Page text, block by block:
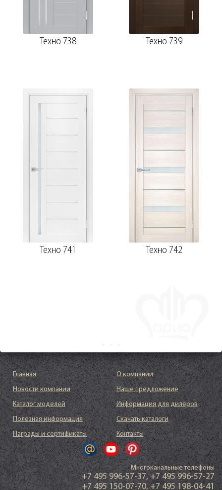
Техно 738 Техно 739
Техно 741 Техно 742
Главная
О компании
Новости компании
Наше предложение
Каталог моделей
Информация для дилеров
Полезная информация
Скачать каталоги
Награды и сертификаты
Контакты
Многоканальные телефоны
+7 495 996-57-37,+7 495 996-57-27
+7 495 150-07-70,+7 495 198-04-41